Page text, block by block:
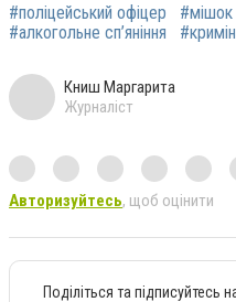
#поліцейський офіцер #мішок
#алкогольне сп’яніння
Книш Маргарита
Журналіст
Авторизуйтесь, щоб оцінити
Поділіться та підписуйтесь